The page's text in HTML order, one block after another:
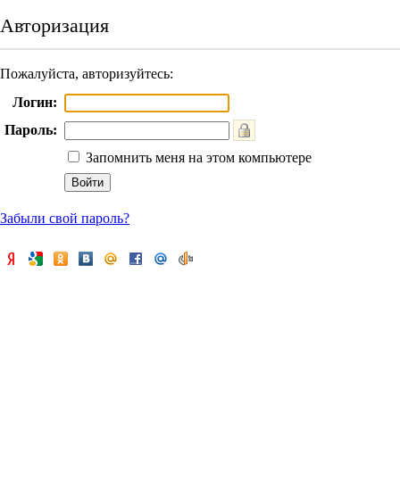
Авторизация
Пожалуйста, авторизуйтесь:
Логин:
Пароль:
Запомнить меня на этом компьютере
Забыли свой пароль?